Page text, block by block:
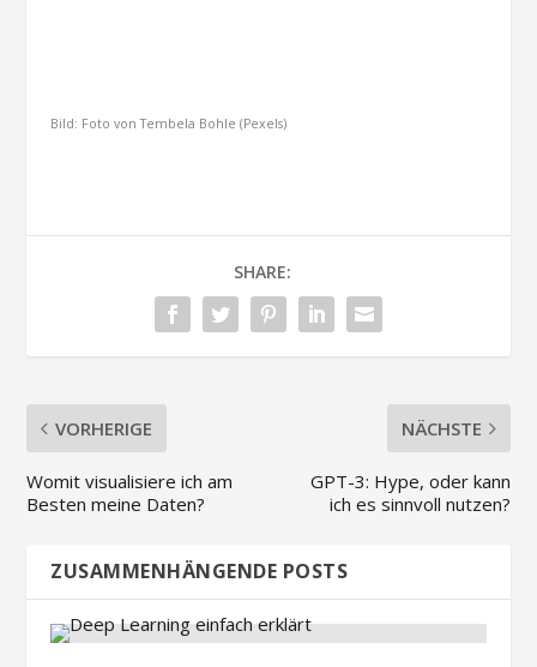
Bild: Foto von Tembela Bohle (Pexels)
SHARE:
VORHERIGE
Womit visualisiere ich am
Besten meine Daten?
NÄCHSTE
GPT-3: Hype, oder kann
ich es sinnvoll nutzen?
ZUSAMMENHÄNGENDE POSTS